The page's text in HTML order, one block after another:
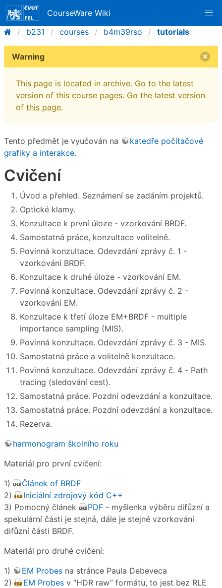
CourseWare Wiki
b231
courses b4m39rso tutorials
Warning
This page is located in archive. Go to the latest
version of this course pages. Go the latest version
of this page.
Tento předmět je vyučován na
katedře počítačové
grafiky a interakce.
Cvičení
Úvod a přehled. Seznámení se zadáním projektů.
Optické klamy.
Konzultace k první úloze - vzorkování BRDF.
Samostatná práce, konzultace volitelně.
Povinná konzultace. Odevzdání zprávy č. 1 -
vzorkování BRDF.
Konzultace k druhé úloze - vzorkování EM.
Povinná konzultace. Odevzdání zprávy č. 2 -
vzorkování EM.
Konzultace k třetí úloze EM+BRDF - multiple
importance sampling (MIS).
Povinná konzultace. Odevzdání zprávy č. 3 - MIS.
Samostatná práce a volitelně konzultace.
Povinná konzultace. Odevzdání zprávy č. 4 - Path
tracing (sledování cest).
Samostatná práce. Pozdní odevzdání a konzultace.
Samostatná práce. Pozdní odevzdání a konzultace.
Rezerva.
harmonogram školního roku
Materiál pro první cvičení:
1)
Článek of BRDF
2)
Iniciální zdrojový kód C++
3) Pomocný článek
PDF - myšlenka výběru difůzní a
spekulární části je stejná, dále je stejné vzorkování
difůzní části BRDF.
Materiál pro druhé cvičení:
1)
EM Probes na stránce Paula Debeveca
2)
EM Probes v “HDR raw” formátu, to jest bez RLE